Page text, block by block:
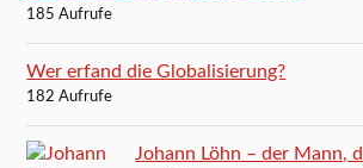
185 Aufrufe
Wer erfand die Globalisierung?
182 Aufrufe
Johann Löhn – der Mann,